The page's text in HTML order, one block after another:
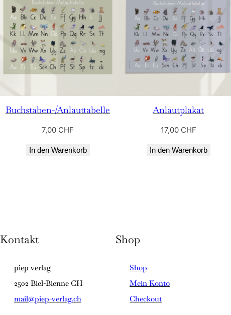
Buchstaben-/Anlauttabelle
7,00 CHF
In den Warenkorb
Anlautplakat
17,00 CHF
In den Warenkorb
Kontakt
piep verlag
2502 Biel-Bienne CH
mail@piep-verlag.ch
Shop
Shop
Mein Konto
Checkout